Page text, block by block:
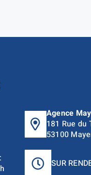
Agence
181 Rue du
53100
SUR